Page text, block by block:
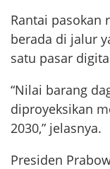
Rantai pasokan
berada di jalur
satu pasar
“Nilai barang
diproyeksikan
2030,” jelasnya.
Presiden